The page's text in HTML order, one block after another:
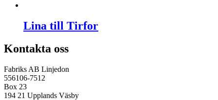
Lina till Tirfor
Kontakta oss
Fabriks AB Linjedon
556106-7512
Box 23
194 21 Upplands Väsby